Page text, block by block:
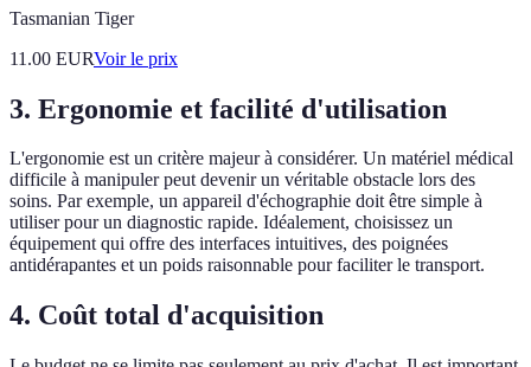
Tasmanian Tiger
11.00 EURVoir le prix
3. Ergonomie et facilité d'utilisation
L'ergonomie est un critère majeur à considérer. Un matériel médical
difficile à manipuler peut devenir un véritable obstacle lors des
soins. Par exemple, un appareil d'échographie doit être simple à
utiliser pour un diagnostic rapide. Idéalement, choisissez un
équipement qui offre des interfaces intuitives, des poignées
antidérapantes et un poids raisonnable pour faciliter le transport.
4. Coût total d'acquisition